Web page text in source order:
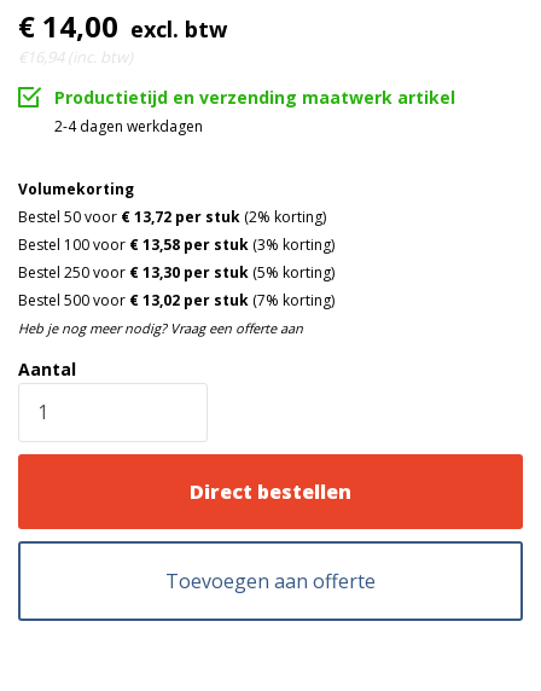
Hardware
Full black ratel
Kleur Zwart
€ 14,00 excl. btw
€16,94 (inc. btw)
Productietijd en verzending maatwerk artikel
2-4 dagen werkdagen
Aantal
Volumekorting
Bestel 50 voor € 13,72 per stuk (2% korting)
Bestel 100 voor € 13,58 per stuk (3% korting)
Bestel 250 voor € 13,30 per stuk (5% korting)
Bestel 500 voor € 13,02 per stuk (7% korting)
Heb je nog meer nodig? Vraag een offerte aan
Direct bestellen
Toevoegen aan offerte